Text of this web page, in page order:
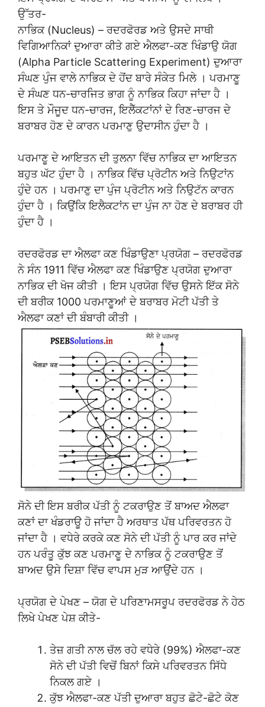
ਉੱਤਰ-
ਨਾਭਿਕ (Nucleus) – ਰਦਰਫੋਰਡ ਅਤੇ ਉਸਦੇ ਸਾਥੀ
ਵਿਗਿਆਨਿਕਾਂ ਦੁਆਰਾ ਕੀਤੇ ਗਏ ਐਲਫਾ-ਕਣ ਖਿੰਡਾਉ ਯੋਗ
(Alpha Particle Scattering Experiment) ਦੁਆਰਾ
ਸੰਘਣ ਪੁੰਜ ਵਾਲੇ ਨਾਭਿਕ ਦੇ ਹੋਂਦ ਬਾਰੇ ਸੰਕੇਤ ਮਿਲੇ । ਪਰਮਾਣੂ
ਦੇ ਸੰਘਣ ਧਨ-ਚਾਰਜਿਤ ਭਾਗ ਨੂੰ ਨਾਭਿਕ ਕਿਹਾ ਜਾਂਦਾ ਹੈ ।
ਇਸ ਤੇ ਮੌਜੂਦ ਧਨ-ਚਾਰਜ, ਇਲੈੱਕਟਾਂਨਾਂ ਦੇ ਰਿਣ-ਚਾਰਜ ਦੇ
ਬਰਾਬਰ ਹੋਣ ਦੇ ਕਾਰਨ ਪਰਮਾਣੁ ਉਦਾਸੀਨ ਹੁੰਦਾ ਹੈ ।
ਪਰਮਾਣੂ ਦੇ ਆਇਤਨ ਦੀ ਤੁਲਨਾ ਵਿੱਚ ਨਾਭਿਕ ਦਾ ਆਇਤਨ
ਬਹੁਤ ਘੱਟ ਹੁੰਦਾ ਹੈ । ਨਾਭਿਕ ਵਿੱਚ ਪ੍ਰੋਟੀਨ ਅਤੇ ਨਿਉਟਾਂਨ
ਹੁੰਦੇ ਹਨ । ਪਰਮਾਣੁ ਦਾ ਪੁੰਜ ਪ੍ਰੋਟੀਨ ਅਤੇ ਨਿਉਟੱਨ ਕਾਰਨ
ਹੁੰਦਾ ਹੈ । ਕਿਉਂਕਿ ਇਲੈਕਟਾਂਨ ਦਾ ਪੁੰਜ ਨਾ ਹੋਣ ਦੇ ਬਰਾਬਰ ਹੀ
ਹੁੰਦਾ ਹੈ ।
ਰਦਰਫੋਰਡ ਦਾ ਐਲਫਾ ਕਣ ਖਿੰਡਾਉਣਾ ਪ੍ਰਯੋਗ – ਰਦਰਫੋਰਡ
ਨੇ ਸੰਨ 1911 ਵਿੱਚ ਐਲਫਾ ਕਣ ਖਿੰਡਾਉਣ ਪ੍ਰਯੋਗ ਦੁਆਰਾ
ਨਾਭਿਕ ਦੀ ਖੋਜ ਕੀਤੀ । ਇਸ ਪ੍ਰਯੋਗ ਵਿੱਚ ਉਸਨੇ ਇੱਕ ਸੋਨੇ
ਦੀ ਬਰੀਕ 1000 ਪਰਮਾਣੂਆਂ ਦੇ ਬਰਾਬਰ ਮੋਟੀ ਪੱਤੀ ਤੇ
ਐਲਫਾ ਕਣਾਂ ਦੀ ਬੰਬਾਰੀ ਕੀਤੀ ।
ਸੋਨੇ ਦੀ ਇਸ ਬਰੀਕ ਪੱਤੀ ਨੂੰ ਟਕਰਾਉਣ ਤੋਂ ਬਾਅਦ ਐਲਫਾ
ਕਣਾਂ ਦਾ ਖੰਡਰਾਊ ਹੋ ਜਾਂਦਾ ਹੈ ਅਰਥਾਤ ਪੱਥ ਪਰਿਵਰਤਨ ਹੋ
ਜਾਂਦਾ ਹੈ । ਵਧੇਰੇ ਕਰਕੇ ਕਣ ਸੋਨੇ ਦੀ ਪੱਤੀ ਨੂੰ ਪਾਰ ਕਰ ਜਾਂਦੇ
ਹਨ ਪਰੰਤੂ ਕੁੱਝ ਕਣ ਪਰਮਾਣੂ ਦੇ ਨਾਭਿਕ ਨੂੰ ਟਕਰਾਉਣ ਤੋਂ
ਬਾਅਦ ਉਸੇ ਦਿਸ਼ਾ ਵਿੱਚ ਵਾਪਸ ਮੁੜ ਆਉਂਦੇ ਹਨ ।
ਪ੍ਰਯੋਗ ਦੇ ਪੇਖਣ – ਯੋਗ ਦੇ ਪਰਿਣਾਮਸਰੂਪ ਰਦਰਫੋਰਡ ਨੇ ਹੇਠ
ਲਿਖੇ ਪੇਖਣ ਪੇਸ਼ ਕੀਤੇ-
ਤੇਜ਼ ਗਤੀ ਨਾਲ ਚੱਲ ਰਹੇ ਵਧੇਰੇ (99%) ਐਲਫਾ-ਕਣ
ਸੋਨੇ ਦੀ ਪੱਤੀ ਵਿਚੋਂ ਬਿਨਾਂ ਕਿਸੇ ਪਰਿਵਰਤਨ ਸਿੱਧੇ
ਨਿਕਲ ਗਏ ।
ਕੁੱਝ ਐਲਫਾ-ਕਣ ਪੱਤੀ ਦੁਆਰਾ ਬਹੁਤ ਛੋਟੇ-ਛੋਟੇ ਕੋਣ